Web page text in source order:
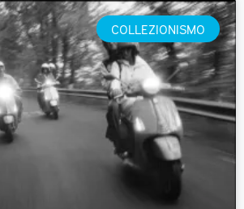
COLLEZIONISMO